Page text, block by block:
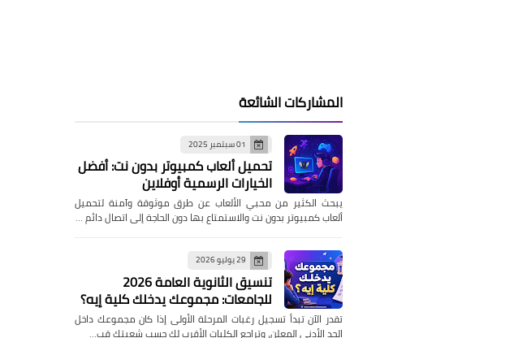
المشاركات الشائعة
01 سبتمبر 2025
تحميل ألعاب كمبيوتر بدون نت: أفضل
الخيارات الرسمية أوفلاين
يبحث الكثير من محبي الألعاب عن طرق موثوقة وآمنة لتحميل
ألعاب كمبيوتر بدون نت والاستمتاع بها دون الحاجة إلى اتصال دائم …
29 يوليو 2026
تنسيق الثانوية العامة 2026
للجامعات: مجموعك يدخلك كلية إيه؟
تقدر الآن تبدأ تسجيل رغبات المرحلة الأولى إذا كان مجموعك داخل
الحد الأدنى المعلن، وتراجع الكليات الأقرب لك حسب شعبتك قب…